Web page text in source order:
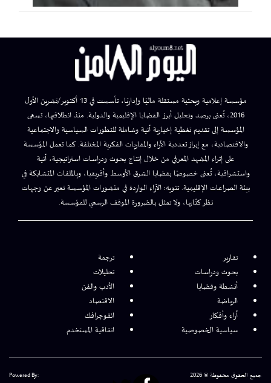
مؤسسة إعلامية وبحثية مستقلة ماليًا وإداريًا، تأسست في 13 أكتوبر/تشرين الأول
2016، تُعنى برصد وتحليل أبرز القضايا الإقليمية والدولية. منذ انطلاقتها، تسعى
المؤسسة إلى تقديم تغطية إخبارية آنية وشاملة للتطورات السياسية والاجتماعية
والاقتصادية، مع إبراز تعددية الآراء والمقاربات الفكرية المختلفة. كما تعمل المؤسسة
على إثراء المشهد المعرفي من خلال إنتاج بحوث ودراسات استراتيجية، آنية
واستشرافية، تُعنى خصوصًا بقضايا الشرق الأوسط وأفريقيا، وبالملفات المتشابكة في
بيئة الصراعات الإقليمية. تنويه: الآراء الواردة في منشورات المؤسسة تعبر عن وجهات
نظر كتّابها، ولا تمثل بالضرورة الموقف الرسمي للمؤسسة.
تقارير
ترجمة
بحوث ودراسات
تحليلات
أنشطة وقضايا
الأدب والفن
الرياضة
الاقتصاد
آراء وأفكار
انفوجرافك
سياسية الخصوصية
اتفاقية المستخدم
جميع الحقوق محفوظة © 2026 Powered By: